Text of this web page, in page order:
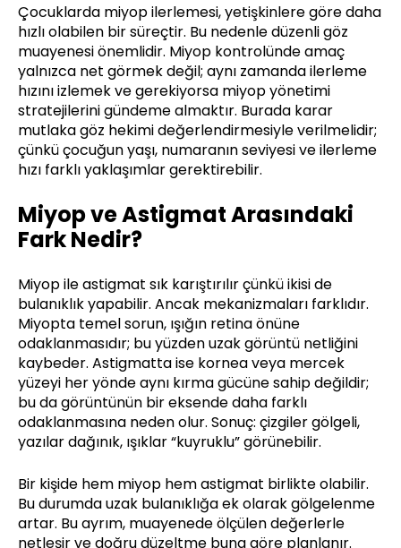
Çocuklarda miyop ilerlemesi, yetişkinlere göre daha
hızlı olabilen bir süreçtir. Bu nedenle düzenli göz
muayenesi önemlidir. Miyop kontrolünde amaç
yalnızca net görmek değil; aynı zamanda ilerleme
hızını izlemek ve gerekiyorsa miyop yönetimi
stratejilerini gündeme almaktır. Burada karar
mutlaka göz hekimi değerlendirmesiyle verilmelidir;
çünkü çocuğun yaşı, numaranın seviyesi ve ilerleme
hızı farklı yaklaşımlar gerektirebilir.
Miyop ve Astigmat Arasındaki
Fark Nedir?
Miyop ile astigmat sık karıştırılır çünkü ikisi de
bulanıklık yapabilir. Ancak mekanizmaları farklıdır.
Miyopta temel sorun, ışığın retina önüne
odaklanmasıdır; bu yüzden uzak görüntü netliğini
kaybeder. Astigmatta ise kornea veya mercek
yüzeyi her yönde aynı kırma gücüne sahip değildir;
bu da görüntünün bir eksende daha farklı
odaklanmasına neden olur. Sonuç: çizgiler gölgeli,
yazılar dağınık, ışıklar “kuyruklu” görünebilir.
Bir kişide hem miyop hem astigmat birlikte olabilir.
Bu durumda uzak bulanıklığa ek olarak gölgelenme
artar. Bu ayrım, muayenede ölçülen değerlerle
netleşir ve doğru düzeltme buna göre planlanır.